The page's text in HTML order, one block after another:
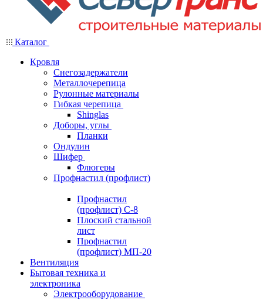
Каталог
Кровля
Снегозадержатели
Металлочерепица
Рулонные материалы
Гибкая черепица
Shinglas
Доборы, углы
Планки
Ондулин
Шифер
Флюгеры
Профнастил (профлист)
Профнастил
(профлист) С-8
Плоский стальной
лист
Профнастил
(профлист) МП-20
Вентиляция
Бытовая техника и
электроника
Электрооборудование